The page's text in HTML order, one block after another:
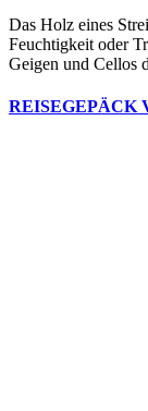
Das Holz eines
Feuchtigkeit oder
Geigen und
REISEGEPÄCK